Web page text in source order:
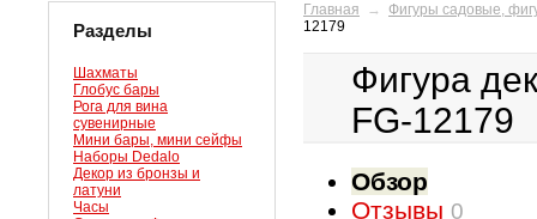
Разделы
Шахматы
Глобус бары
Рога для вина
сувенирные
Мини бары, мини сейфы
Наборы Dedalo
Декор из бронзы и
латуни
Часы
Главная →
Фигуры садовые,
12179
Фигура
FG-12179
Обзор
Отзывы 0